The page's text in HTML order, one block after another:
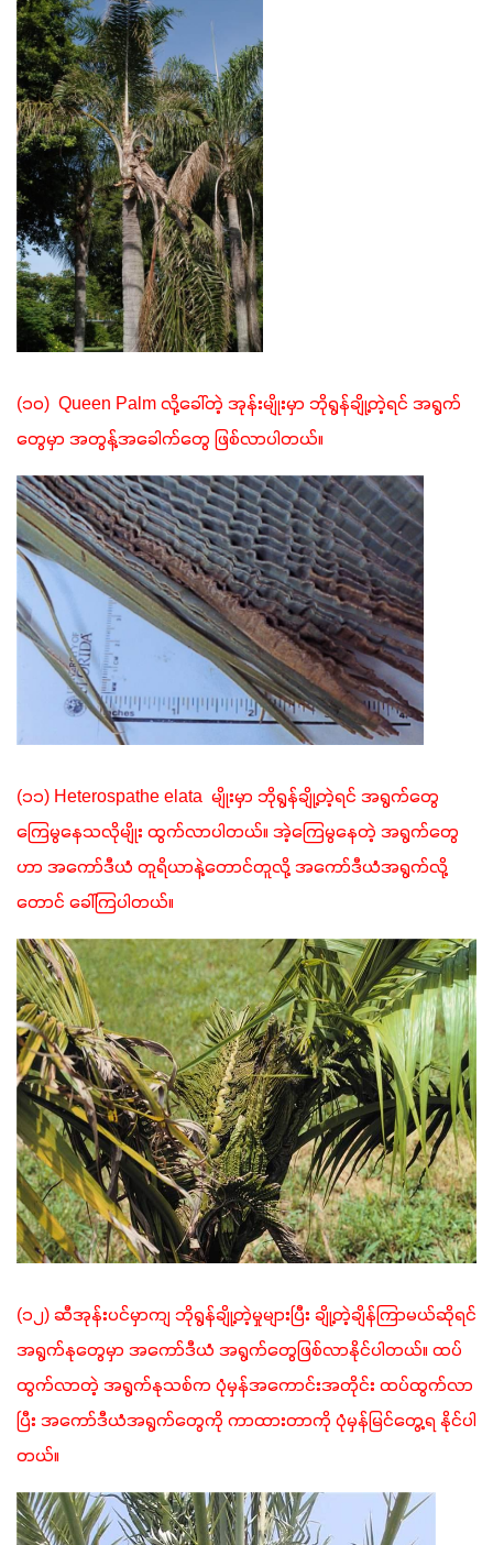
(၁၀)  Queen Palm လို့ခေါ်တဲ့ အုန်းမျိုးမှာ ဘိုရွန်ချို့တဲ့ရင် အရွက်
တွေမှာ အတွန့်အခေါက်တွေ ဖြစ်လာပါတယ်။
(၁၁) Heterospathe elata  မျိုးမှာ ဘိုရွန်ချို့တဲ့ရင် အရွက်တွေ
ကြေမွနေသလိုမျိုး ထွက်လာပါတယ်။ အဲ့ကြေမွနေတဲ့ အရွက်တွေ
ဟာ အကော်ဒီယံ တူရိယာနဲ့တောင်တူလို့ အကော်ဒီယံအရွက်လို့
တောင် ခေါ်ကြပါတယ်။
(၁၂) ဆီအုန်းပင်မှာကျ ဘိုရွန်ချို့တဲ့မှုများပြီး ချို့တဲ့ချိန်ကြာမယ်ဆိုရင်
အရွက်နုတွေမှာ အကော်ဒီယံ အရွက်တွေဖြစ်လာနိုင်ပါတယ်။ ထပ်
ထွက်လာတဲ့ အရွက်နုသစ်က ပုံမှန်အကောင်းအတိုင်း ထပ်ထွက်လာ
ပြီး အကော်ဒီယံအရွက်တွေကို ကာထားတာကို ပုံမှန်မြင်တွေ့ရ နိုင်ပါ
တယ်။